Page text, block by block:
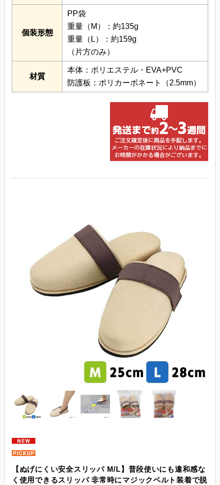
個装形態
PP袋
重量（M）：約135g
重量（L）：約159g
（片方のみ）
材質
本体：ポリエステル・EVA+PVC
防護板：ポリカーボネート（2.5mm）
【ぬげにくい安全スリッパ M/L】普段使いにも違和感な
く使用できるスリッパ 非常時にマジックベルト装着で脱